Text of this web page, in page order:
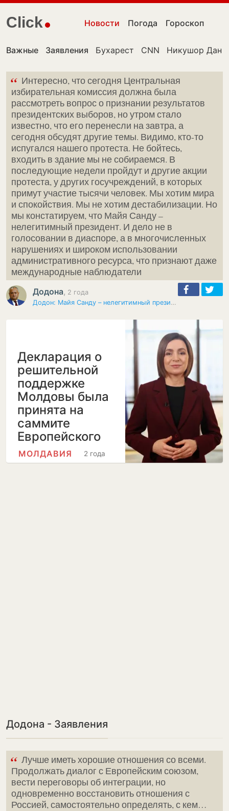
Click Новости Погода Гороскоп
Важные Заявления Бухарест CNN Никушор Дан
“ Интересно, что сегодня Центральная
избирательная комиссия должна была
рассмотреть вопрос о признании результатов
президентских выборов, но утром стало
известно, что его перенесли на завтра, а
сегодня обсудят другие темы. Видимо, кто-то
испугался нашего протеста. Не бойтесь,
входить в здание мы не собираемся. В
последующие недели пройдут и другие акции
протеста, у других госучреждений, в которых
примут участие тысячи человек. Мы хотим мира
и спокойствия. Мы не хотим дестабилизации. Но
мы констатируем, что Майя Санду –
нелегитимный президент. И дело не в
голосовании в диаспоре, а в многочисленных
нарушениях и широком использовании
административного ресурса, что признают даже
международные наблюдатели
Додона, 2 года
Додон: Майя Санду – нелегитимный президент
Декларация о
решительной
поддержке
Молдовы была
принята на
саммите
Европейского
политического…
2 года
МОЛДАВИЯ
Додона - Заявления
“ Лучше иметь хорошие отношения со всеми.
Продолжать диалог с Европейским союзом,
вести переговоры об интеграции, но
одновременно восстановить отношения с
Россией, самостоятельно определять, с кем…